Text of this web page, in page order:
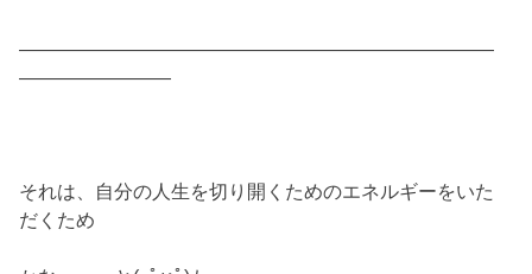
―――――――――――――――――――――――――
――――――――
それは、自分の人生を切り開くためのエネルギーをいた
だくため